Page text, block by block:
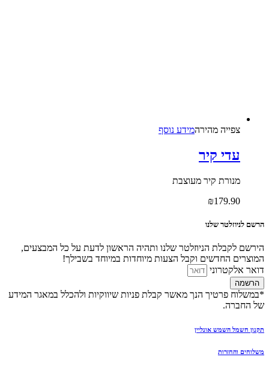
צפייה‬ ‫מהירה‬מידע נוסף
עדי קיר
מנורת קיר מעוצבת
₪179.90
הרשם לניוזלטר שלנו
הירשם לקבלת הניוזלטר שלנו ותהיה הראשון לדעת על כל המבצעים,
המוצרים החדשים וקבל הצעות מיוחדות במיוחד בשבילך!
דואר אלקטרוני
הרשמה
*במשלוח פרטיך הנך מאשר קבלת פניות שיווקיות ולהכלל במאגר המידע
של החברה.
תקנון חשמל השמש אונליין
משלוחים והחזרות